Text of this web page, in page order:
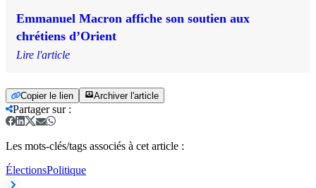
Emmanuel Macron affiche son soutien aux
chrétiens d’Orient
Lire l'article
Copier le lien Archiver l'article
Partager sur:
Les mots-clés/tags associés à cet article :
ÉlectionsPolitique